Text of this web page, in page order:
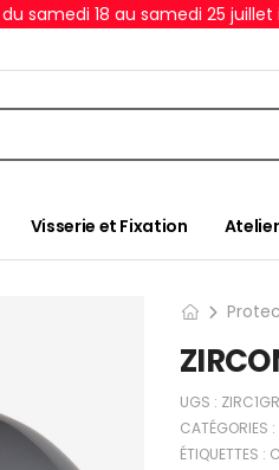
samedi 18 au samedi 25
Visserie et Fixation Atelier
UGS : ZIRC1GR
CATÉGORIES :
ÉTIQUETTES :